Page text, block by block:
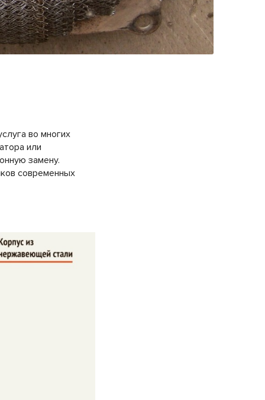
во многих
или
замену.
современных